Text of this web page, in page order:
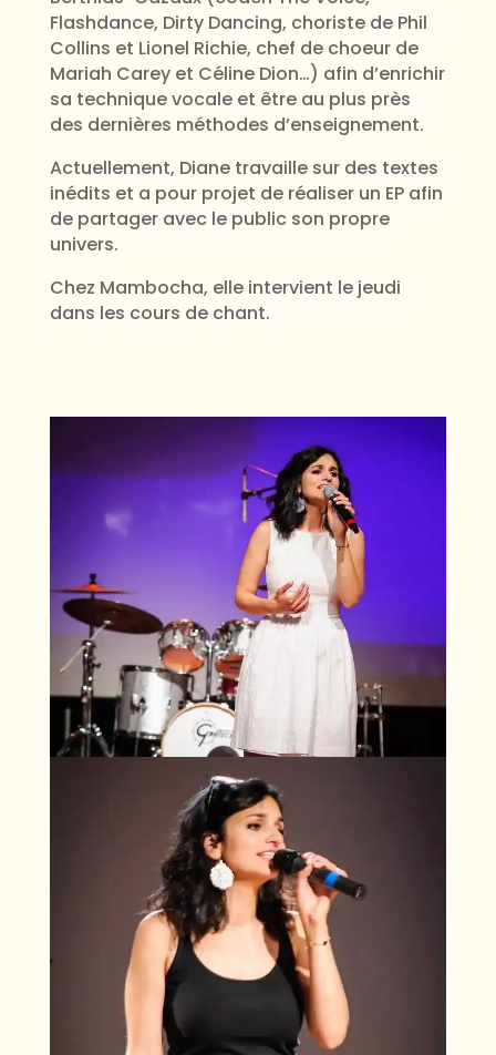
Flashdance, Dirty Dancing, choriste de Phil
Collins et Lionel Richie, chef de choeur de
Mariah Carey et Céline Dion…) afin d’enrichir
sa technique vocale et être au plus près
des dernières méthodes d’enseignement.
Actuellement, Diane travaille sur des textes
inédits et a pour projet de réaliser un EP afin
de partager avec le public son propre
univers.
Chez Mambocha, elle intervient le jeudi
dans les cours de chant.